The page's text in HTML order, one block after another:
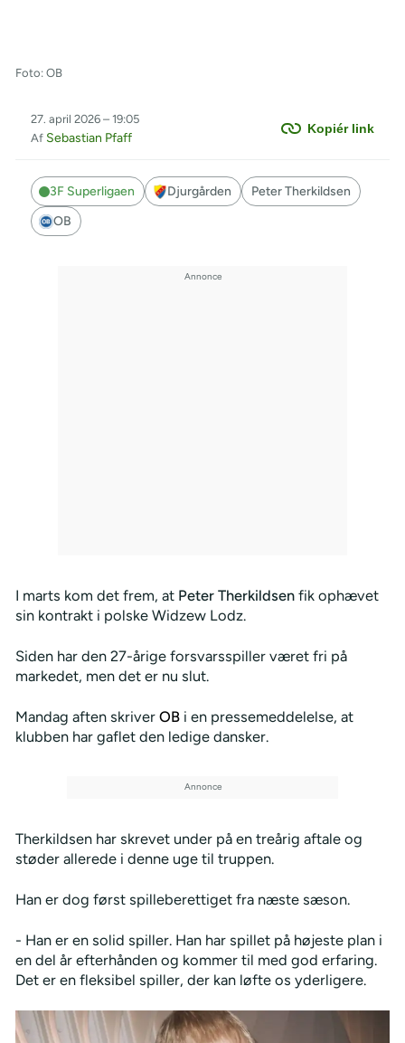
Foto: OB
Kopiér link
27. april 2026 – 19:05
Af Sebastian Pfaff
3F Superligaen Djurgården
Peter Therkildsen
OB
I marts kom det frem, at Peter Therkildsenfik ophævet
sin kontrakt i polske Widzew Lodz.
Siden har den 27-årige forsvarsspiller været fri på
markedet, men det er nu slut.
Mandag aften skriver OBi en pressemeddelelse, at
klubben har gaflet den ledige dansker.
Therkildsen har skrevet under på en treårig aftale og
støder allerede i denne uge til truppen.
Han er dog først spilleberettiget fra næste sæson.
- Han er en solid spiller. Han har spillet på højeste plan i
en del år efterhånden og kommer til med god erfaring.
Det er en fleksibel spiller, der kan løfte os yderligere.